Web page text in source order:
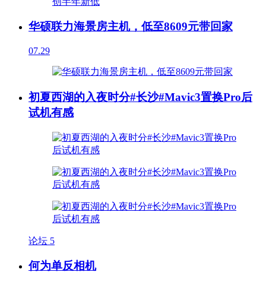
华硕联力海景房主机，低至8609元带回家
07.29
初夏西湖的入夜时分#长沙#Mavic3置换Pro后
试机有感
论坛 5
何为单反相机